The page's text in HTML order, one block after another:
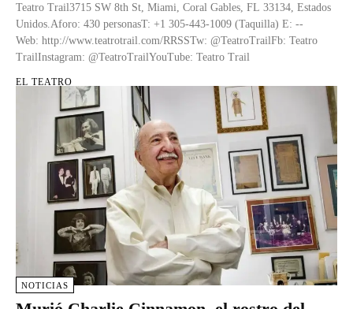
Teatro Trail3715 SW 8th St, Miami, Coral Gables, FL 33134, Estados
Unidos.Aforo: 430 personasT: +1 305-443-1009 (Taquilla) E: --
Web: http://www.teatrotrail.com/RRSSTw: @TeatroTrailFb: Teatro
TrailInstagram: @TeatroTrailYouTube: Teatro Trail
EL TEATRO
NOTICIAS